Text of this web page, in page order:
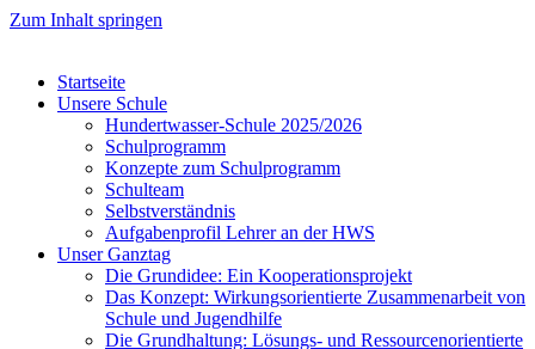
Zum Inhalt springen
Startseite
Unsere Schule
Hundertwasser-Schule 2025/2026
Schulprogramm
Konzepte zum Schulprogramm
Schulteam
Selbst­ver­ständ­nis
Aufgabenprofil Lehrer an der HWS
Unser Ganztag
Die Grundidee: Ein Kooperationsprojekt
Das Konzept: Wirkungsorientierte Zusammenarbeit von
Schule und Jugendhilfe
Die Grundhaltung: Lösungs- und Ressourcenorientierte